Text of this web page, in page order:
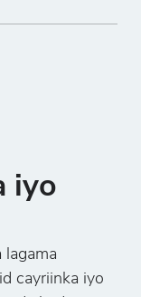
iyo
lagama
cayriinka iyo